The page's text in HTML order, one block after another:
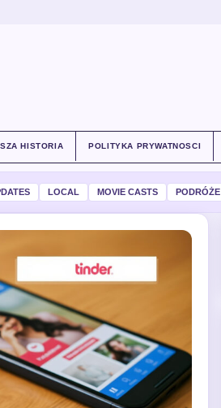
HISTORIA POLITYKA PRYWATNOSCI
LOCAL MOVIE CASTS PODRÓŻE